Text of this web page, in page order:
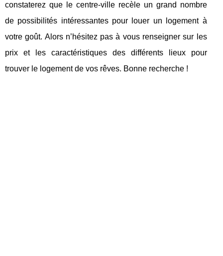
constaterez que le centre-ville recèle un grand nombre
de possibilités intéressantes pour louer un logement à
votre goût. Alors n’hésitez pas à vous renseigner sur les
prix et les caractéristiques des différents lieux pour
trouver le logement de vos rêves. Bonne recherche !